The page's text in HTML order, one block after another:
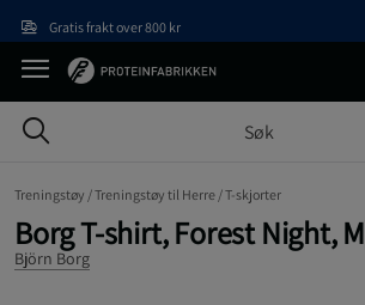
Gratis frakt over 800 kr
Treningstøy /Treningstøy til Herre /T-skjorter
Borg T-shirt, Forest Night, M
Björn Borg